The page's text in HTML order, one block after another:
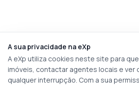
A sua privacidade na eXp
A eXp utiliza cookies neste site para
imóveis, contactar agentes locais e ver
qualquer interrupção. Com a sua